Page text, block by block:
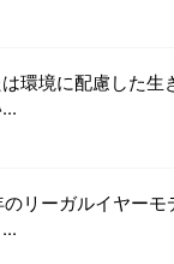
環境に配慮した生
のリーガルイヤー